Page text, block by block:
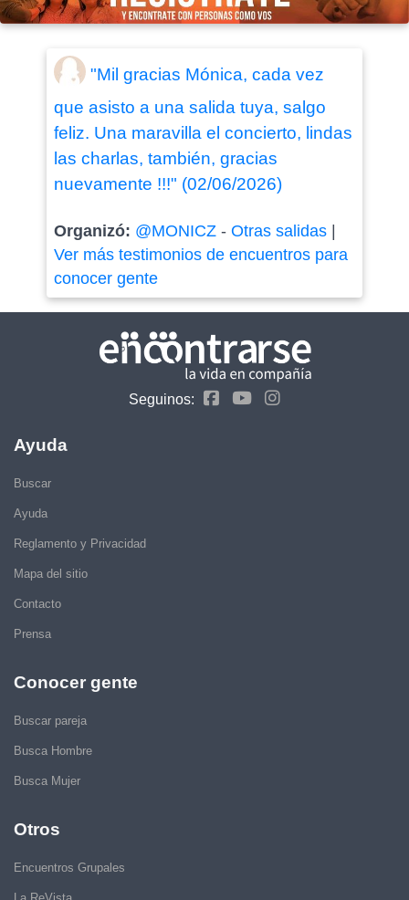
"Mil gracias Mónica, cada vez
que asisto a una salida tuya, salgo
feliz. Una maravilla el concierto, lindas
las charlas, también, gracias
nuevamente !!!" (02/06/2026)
Organizó: @MONICZ- Otras salidas|
Ver más testimonios de encuentros para
conocer gente
Seguinos:
Ayuda
Buscar
Ayuda
Reglamento y Privacidad
Mapa del sitio
Contacto
Prensa
Conocer gente
Buscar pareja
Busca Hombre
Busca Mujer
Otros
Encuentros Grupales